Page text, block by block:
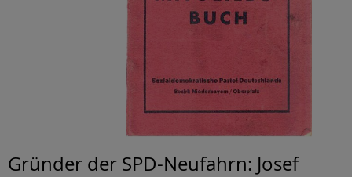
Gründer der SPD-Neufahrn: Josef